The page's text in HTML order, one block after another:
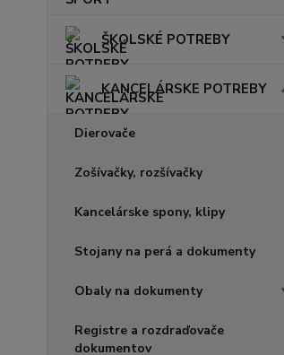
ŠKOLSKÉ POTREBY
KANCELÁRSKE POTREBY
Dierovače
Zošívačky, rozšívačky
Kancelárske spony, klipy
Stojany na perá a dokumenty
Obaly na dokumenty
Registre a rozdraďovače
dokumentov